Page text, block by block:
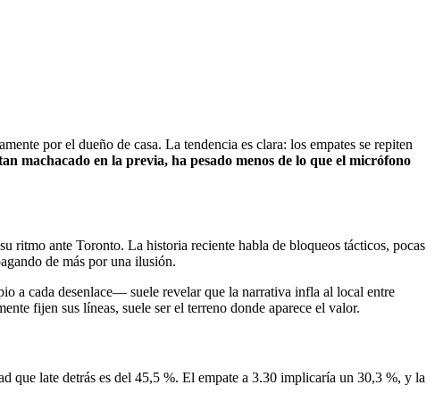
por el dueño de casa. La tendencia es clara: los empates se repiten
machacado en la previa, ha pesado menos de lo que el micrófono
ritmo ante Toronto. La historia reciente habla de bloqueos tácticos, pocas
de más por una ilusión.
a cada desenlace— suele revelar que la narrativa infla al local entre
fijen sus líneas, suele ser el terreno donde aparece el valor.
late detrás es del 45,5 %. El empate a 3.30 implicaría un 30,3 %, y la